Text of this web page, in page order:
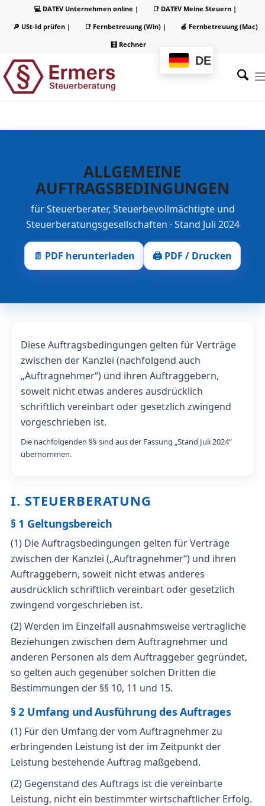
💻 DATEV Unternehmen online |
📑 DATEV Meine Steuern |
🔎 USt-Id prüfen |
📑 Fernbetreuung (Win) |
🍏 Fernbetreuung (Mac)
🧮 Rechner
DE
ALLGEMEINE
AUFTRAGSBEDINGUNGEN
für Steuerberater, Steuerbevollmächtigte und
Steuerberatungsgesellschaften · Stand Juli 2024
📄 PDF herunterladen 🖨️ PDF / Drucken
Diese Auftragsbedingungen gelten für Verträge
zwischen der Kanzlei (nachfolgend auch
„Auftragnehmer“) und ihren Auftraggebern,
soweit nicht etwas anderes ausdrücklich
schriftlich vereinbart oder gesetzlich zwingend
vorgeschrieben ist.
Die nachfolgenden §§ sind aus der Fassung „Stand Juli 2024“
übernommen.
I. STEUERBERATUNG
§ 1 Geltungsbereich
(1) Die Auftragsbedingungen gelten für Verträge
zwischen der Kanzlei („Auftragnehmer“) und ihren
Auftraggebern, soweit nicht etwas anderes
ausdrücklich schriftlich vereinbart oder gesetzlich
zwingend vorgeschrieben ist.
(2) Werden im Einzelfall ausnahmsweise vertragliche
Beziehungen zwischen dem Auftragnehmer und
anderen Personen als dem Auftraggeber gegründet,
so gelten auch gegenüber solchen Dritten die
Bestimmungen der §§ 10, 11 und 15.
§ 2 Umfang und Ausführung des Auftrages
(1) Für den Umfang der vom Auftragnehmer zu
erbringenden Leistung ist der im Zeitpunkt der
Leistung bestehende Auftrag maßgebend.
(2) Gegenstand des Auftrags ist die vereinbarte
Leistung, nicht ein bestimmter wirtschaftlicher Erfolg.